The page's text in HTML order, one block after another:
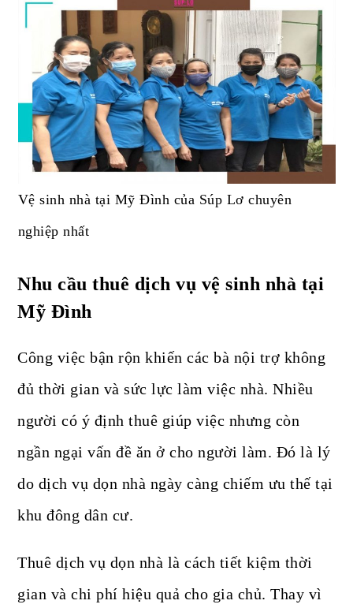
Vệ sinh nhà tại Mỹ Đình của Súp Lơ chuyên
nghiệp nhất
Nhu cầu thuê dịch vụ vệ sinh nhà tại
Mỹ Đình
Công việc bận rộn khiến các bà nội trợ không
đủ thời gian và sức lực làm việc nhà. Nhiều
người có ý định thuê giúp việc nhưng còn
ngần ngại vấn đề ăn ở cho người làm. Đó là lý
do dịch vụ dọn nhà ngày càng chiếm ưu thế tại
khu đông dân cư.
Thuê dịch vụ dọn nhà là cách tiết kiệm thời
gian và chi phí hiệu quả cho gia chủ. Thay vì